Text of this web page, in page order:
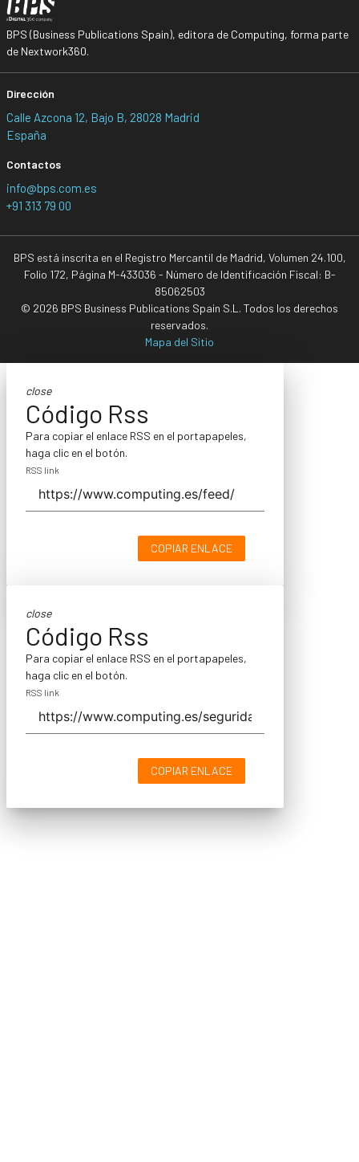
BPS (Business Publications Spain), editora de Computing, forma parte
de Nextwork360.
Dirección
Calle Azcona 12, Bajo B, 28028 Madrid
España
Contactos
info@bps.com.es
+91 313 79 00
BPS está inscrita en el Registro Mercantil de Madrid, Volumen 24.100,
Folio 172, Página M-433036 - Número de Identificación Fiscal: B-
85062503
© 2026 BPS Business Publications Spain S.L. Todos los derechos
reservados.
Mapa del Sitio
close
Código Rss
Para copiar el enlace RSS en el portapapeles,
haga clic en el botón.
RSS link
COPIAR ENLACE
close
Código Rss
Para copiar el enlace RSS en el portapapeles,
haga clic en el botón.
RSS link
COPIAR ENLACE